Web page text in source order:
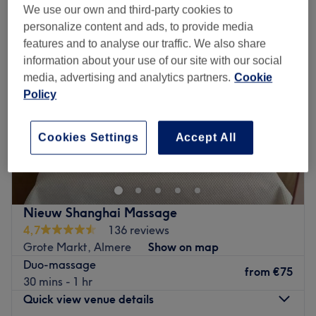
Nieuw Shanghai Massage
4,7
136 reviews
Grote Markt, Almere
Show on map
Duo-massage
30 mins - 1 hr
from €75
Quick view venue details
We use our own and third-party cookies to
personalize content and ads, to provide media
features and to analyse our traffic. We also share
information about your use of our site with our social
media, advertising and analytics partners. Cookie
Policy
Accept All
Cookies Settings